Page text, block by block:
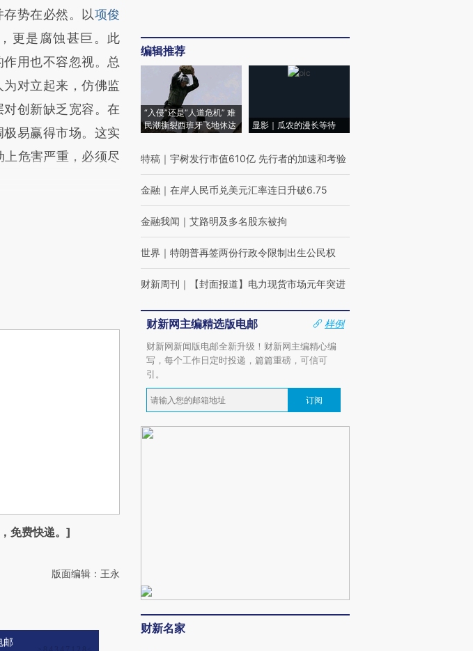
势在必然。以项俊
更是腐蚀甚巨。此
用也不容忽视。总
对立起来，仿佛监
创新缺乏宽容。在
易赢得市场。这实
危害严重，必须尽
免费快递。]
版面编辑：王永
邮
编辑推荐
“入侵”还是“人道危机” 难
民潮撕裂西班牙飞地休达
显影｜瓜农的漫长等待
特稿 ｜ 宇树发行市值610亿 先行者的加速和考验
金融 ｜ 在岸人民币兑美元汇率连日升破6.75
金融我闻 ｜ 艾路明及多名股东被拘
世界 ｜ 特朗普再签两份行政令限制出生公民权
财新周刊 ｜ 【封面报道】电力现货市场元年突进
财新网主编精选版电邮
样例
财新网新闻版电邮全新升级！财新网主编精心编
写，每个工作日定时投递，篇篇重磅，可信可
引。
订阅
财新名家